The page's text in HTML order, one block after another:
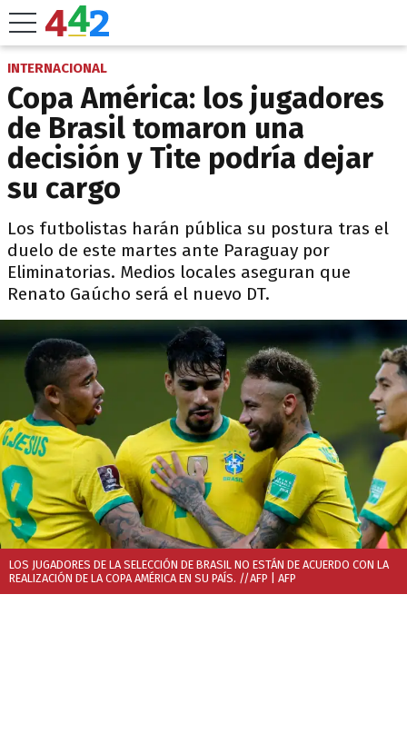
INTERNACIONAL
Copa América: los jugadores
de Brasil tomaron una
decisión y Tite podría dejar
su cargo
Los futbolistas harán pública su postura tras el
duelo de este martes ante Paraguay por
Eliminatorias. Medios locales aseguran que
Renato Gaúcho será el nuevo DT.
LOS JUGADORES DE LA SELECCIÓN DE BRASIL NO ESTÁN DE ACUERDO CON LA
REALIZACIÓN DE LA COPA AMÉRICA EN SU PAÍS. //AFP | AFP